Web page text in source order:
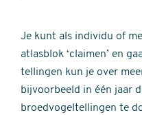
Je kunt als individu of
atlasblok ‘claimen’ en
tellingen kun je over
bijvoorbeeld in één jaar
broedvogeltellingen te